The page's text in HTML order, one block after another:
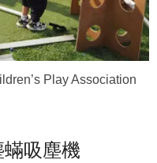
Play Association
吸塵機